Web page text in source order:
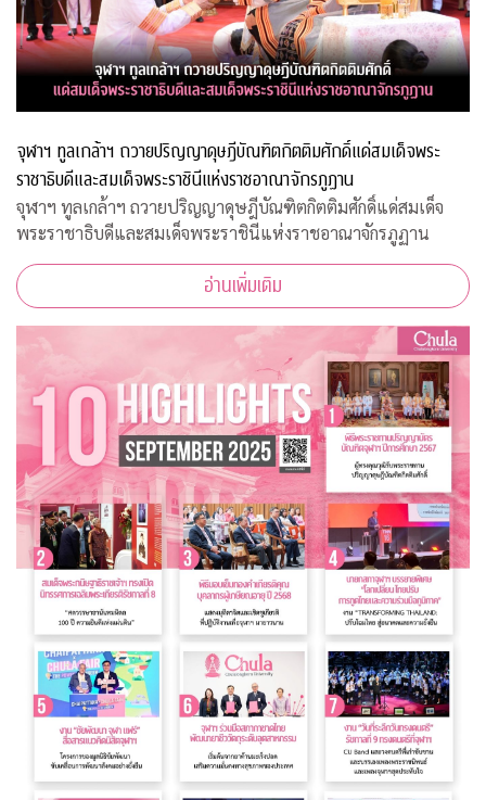
จุฬาฯ ทูลเกล้าฯ ถวายปริญญาดุษฎีบัณฑิตกิตติมศักดิ์แด่สมเด็จพระ
ราชาธิบดีและสมเด็จพระราชินีแห่งราชอาณาจักรภูฏาน
จุฬาฯ ทูลเกล้าฯ ถวายปริญญาดุษฎีบัณฑิตกิตติมศักดิ์แด่สมเด็จ
พระราชาธิบดีและสมเด็จพระราชินีแห่งราชอาณาจักรภูฏาน
อ่านเพิ่มเติม